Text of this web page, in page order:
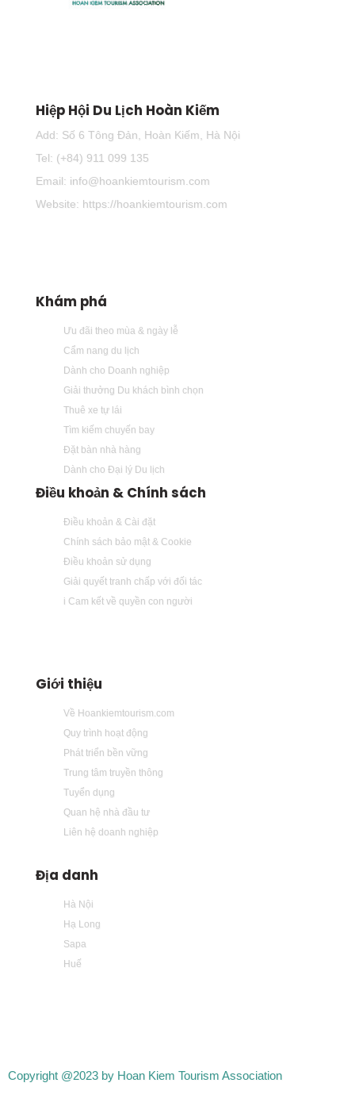
Hiệp Hội Du Lịch Hoàn Kiếm
Add: Số 6 Tông Đản, Hoàn Kiếm, Hà Nội
Tel: (+84) 911 099 135
Email: info@hoankiemtourism.com
Website: https://hoankiemtourism.com
Khám phá
Ưu đãi theo mùa & ngày lễ
Cẩm nang du lịch
Dành cho Doanh nghiệp
Giải thưởng Du khách bình chọn
Thuê xe tự lái
Tìm kiếm chuyến bay
Đặt bàn nhà hàng
Dành cho Đại lý Du lịch
Điều khoản & Chính sách
Điều khoản & Cài đặt
Chính sách bảo mật & Cookie
Điều khoản sử dụng
Giải quyết tranh chấp với đối tác
i Cam kết về quyền con người
Giới thiệu
Về Hoankiemtourism.com
Quy trình hoạt động
Phát triển bền vững
Trung tâm truyền thông
Tuyển dụng
Quan hệ nhà đầu tư
Liên hệ doanh nghiệp
Địa danh
Hà Nội
Hạ Long
Sapa
Huế
Copyright @2023 by Hoan Kiem Tourism Association